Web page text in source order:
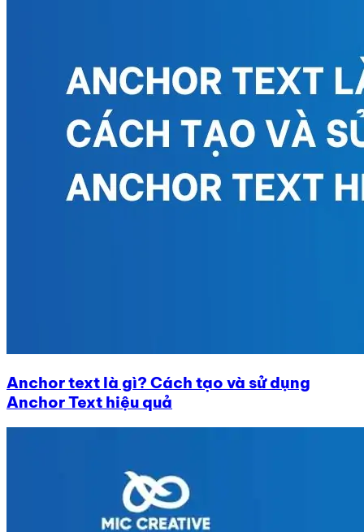
Anchor text là gì? Cách tạo và sử dụng
Anchor Text hiệu quả